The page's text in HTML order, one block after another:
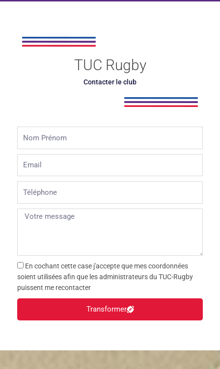
TUC Rugby
Contacter le club
Prénom
En cochant cette case j'accepte que mes coordonnées
soient utilisées afin que les administrateurs du TUC-Rugby
puissent me recontacter
Transformer